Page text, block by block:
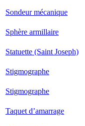
Sondeur mécanique
Sphère armillaire
Statuette (Saint Joseph)
Stigmographe
Stigmographe
Taquet d’amarrage